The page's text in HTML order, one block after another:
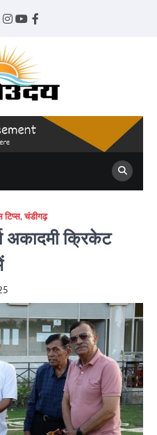
Instagram
YouTube
Facebook
टिप्स,चंडीगढ़
अकादमी क्रिकेट